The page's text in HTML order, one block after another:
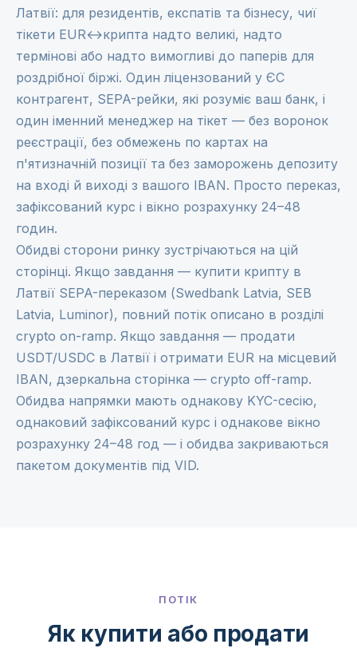
Латвії: для резидентів, експатів та бізнесу, чиї
тікети EUR↔крипта надто великі, надто
термінові або надто вимогливі до паперів для
роздрібної біржі. Один ліцензований у ЄС
контрагент, SEPA-рейки, які розуміє ваш банк, і
один іменний менеджер на тікет — без воронок
реєстрації, без обмежень по картах на
п'ятизначній позиції та без заморожень депозиту
на вході й виході з вашого IBAN. Просто переказ,
зафіксований курс і вікно розрахунку 24–48
годин.
Обидві сторони ринку зустрічаються на цій
сторінці. Якщо завдання — купити крипту в
Латвії SEPA-переказом (Swedbank Latvia, SEB
Latvia, Luminor), повний потік описано в розділі
crypto on-ramp. Якщо завдання — продати
USDT/USDC в Латвії і отримати EUR на місцевий
IBAN, дзеркальна сторінка — crypto off-ramp.
Обидва напрямки мають однакову KYC-сесію,
однаковий зафіксований курс і однакове вікно
розрахунку 24–48 год — і обидва закриваються
пакетом документів під VID.
ПОТІК
Як купити або продати